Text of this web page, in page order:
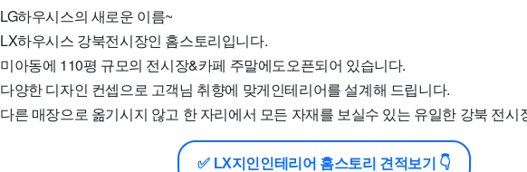
LG하우시스의 새로운 이름~
LX하우시스 강북전시장인 홈스토리입니다.
미아동에 110평 규모의 전시장&카페 주말에도오픈되어 있습니다.
다양한 디자인 컨셉으로 고객님 취향에 맞게인테리어를 설계해 드립니다.
다른 매장으로 옮기시지 않고 한 자리에서 모든 자재를 보실수 있는 유일한 강북 전시
✅ LX지인인테리어 홈스토리 견적보기 👇